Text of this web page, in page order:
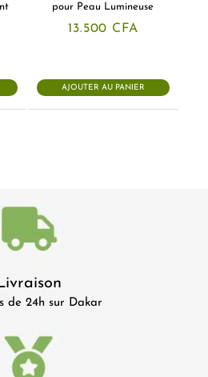
pour Peau Lumineuse
13.500 CFA
AJOUTER AU PANIER
Livraison
de 24h sur Dakar